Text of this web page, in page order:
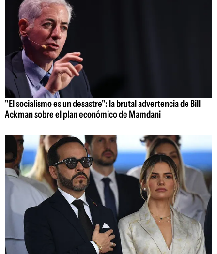
"El socialismo es un desastre": la brutal advertencia de Bill
Ackman sobre el plan económico de Mamdani